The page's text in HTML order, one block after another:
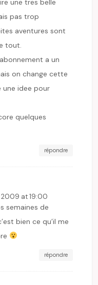
une tres belle
pas trop
aventures sont
tout.
a un
on change cette
une idee pour
quelques
répondre
2009 at 19:00
semaines de
bien ce qu’il me
répondre